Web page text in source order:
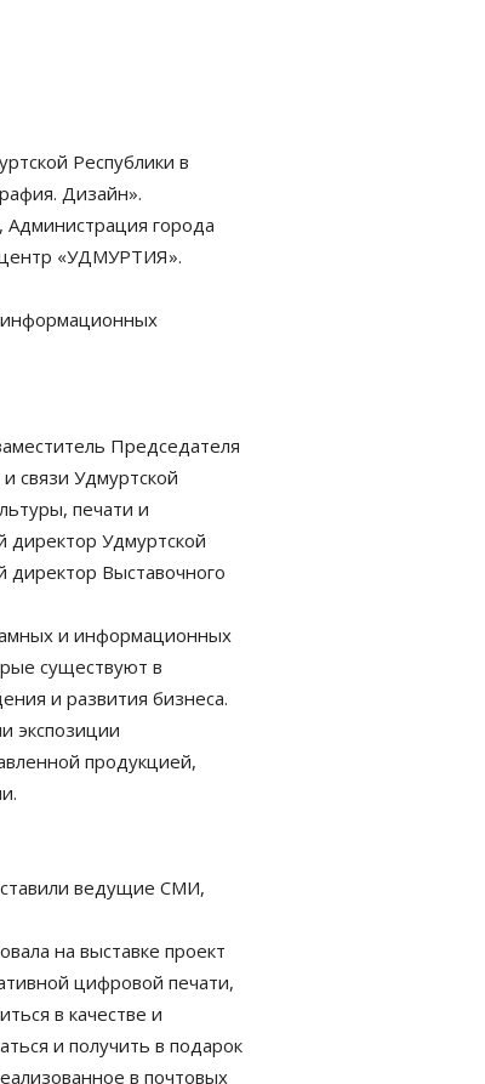
Республики в
Дизайн».
Администрация города
центр «УДМУРТИЯ».
информационных
Председателя
связи Удмуртской
печати и
директор Удмуртской
Выставочного
и информационных
существуют в
и развития бизнеса.
экспозиции
продукцией,
ведущие СМИ,
на выставке проект
цифровой печати,
в качестве и
и получить в подарок
в почтовых